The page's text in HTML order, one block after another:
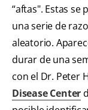
“aftas". Estas
una serie de
aleatorio.
durar de una
con el Dr. Peter
Disease Center